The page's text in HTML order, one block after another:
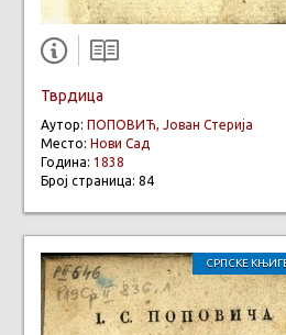
Тврдица
Аутор: ПОПОВИЋ, Јован Стерија
Место: Нови Сад
Година: 1838
Број страница: 84
СРПСКЕ